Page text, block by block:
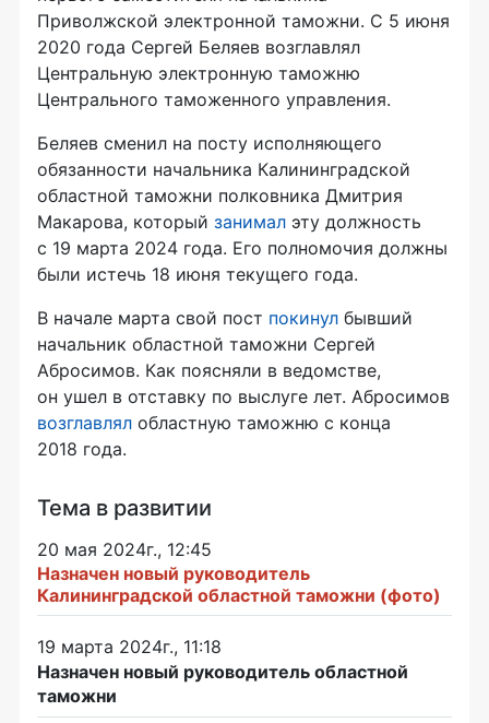
Приволжской электронной таможни. С 5 июня
2020 года Сергей Беляев возглавлял
Центральную электронную таможню
Центрального таможенного управления.
Беляев сменил на посту исполняющего
обязанности начальника Калининградской
областной таможни полковника Дмитрия
Макарова, который занимал эту должность
с 19 марта 2024 года. Его полномочия должны
были истечь 18 июня текущего года.
В начале марта свой пост покинул бывший
начальник областной таможни Сергей
Абросимов. Как поясняли в ведомстве,
он ушел в отставку по выслуге лет. Абросимов
возглавлял областную таможню с конца
2018 года.
Тема в развитии
20 мая 2024г., 12:45
Назначен новый руководитель
Калининградской областной таможни (фото)
19 марта 2024г., 11:18
Назначен новый руководитель областной
таможни